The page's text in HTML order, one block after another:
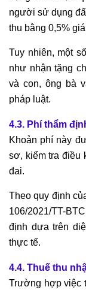
người sử dụng
thu bằng 0,5%
Tuy nhiên, một
như nhận tặng
và con, ông bà
pháp luật.
4.3. Phí thẩm
Khoản phí này
sơ, kiểm tra điều
đai.
Theo quy định
106/2021/TT-
định dựa trên
thực tế.
4.4. Thuế thu
Trường hợp việc